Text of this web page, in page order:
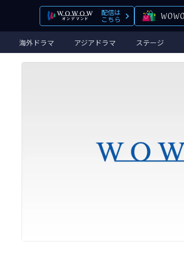
配信は
こちら
海外ドラマ アジアドラマ ステージ